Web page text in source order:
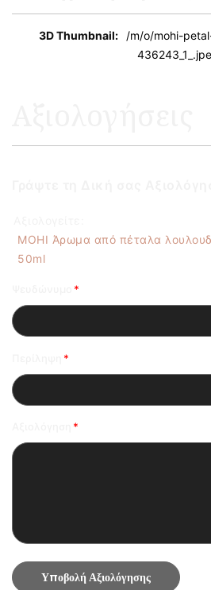
Περισσότερες
/m/o/mohi-
MOHI Άρωμα από πέταλα
50ml
Υποβολή Αξιολόγησης